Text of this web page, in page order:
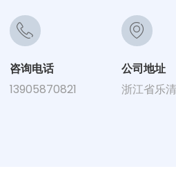
咨询电话
13905870821
公司地址
浙江省乐